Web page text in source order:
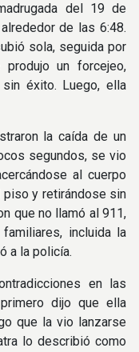
del 19 de
de las 6:48.
sola, seguida por
un forcejeo,
éxito. Luego, ella
la caída de un
segundos, se vio
al cuerpo
piso y retirándose sin
que no llamó al 911,
incluida la
a la policía.
en las
dijo que ella
que la vio lanzarse
lo describió como